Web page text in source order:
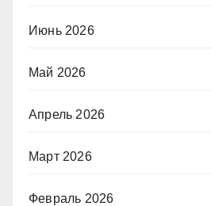
Июнь 2026
Май 2026
Апрель 2026
Март 2026
Февраль 2026